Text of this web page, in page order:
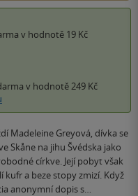
v hodnotě 19 Kč
v hodnotě 249 Kč
Madeleine Greyová, dívka se
Skåne na jihu Švédska jako
církve. Její pobyt však
kufr a beze stopy zmizí. Když
anonymní dopis s…